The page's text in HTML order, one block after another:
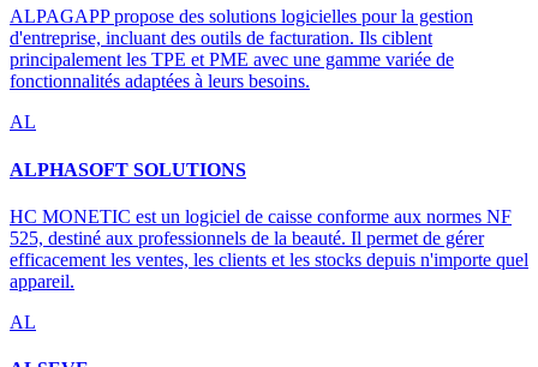
ALPAGAPP propose des solutions logicielles pour la gestion
d'entreprise, incluant des outils de facturation. Ils ciblent
principalement les TPE et PME avec une gamme variée de
fonctionnalités adaptées à leurs besoins.
AL
ALPHASOFT SOLUTIONS
HC MONETIC est un logiciel de caisse conforme aux normes NF
525, destiné aux professionnels de la beauté. Il permet de gérer
efficacement les ventes, les clients et les stocks depuis n'importe quel
appareil.
AL